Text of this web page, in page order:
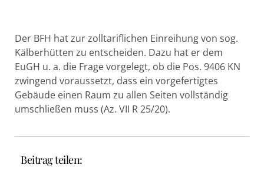
Der BFH hat zur zolltariflichen Einreihung von sog.
Kälberhütten zu entscheiden. Dazu hat er dem
EuGH u. a. die Frage vorgelegt, ob die Pos. 9406 KN
zwingend voraussetzt, dass ein vorgefertigtes
Gebäude einen Raum zu allen Seiten vollständig
umschließen muss (Az. VII R 25/20).
Beitrag teilen: